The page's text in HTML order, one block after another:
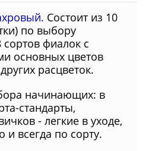
Состоит из 10
по выбору
фиалок с
основных цветов
расцветок.
начинающих: в
стандарты,
- легкие в уходе,
и всегда по сорту.